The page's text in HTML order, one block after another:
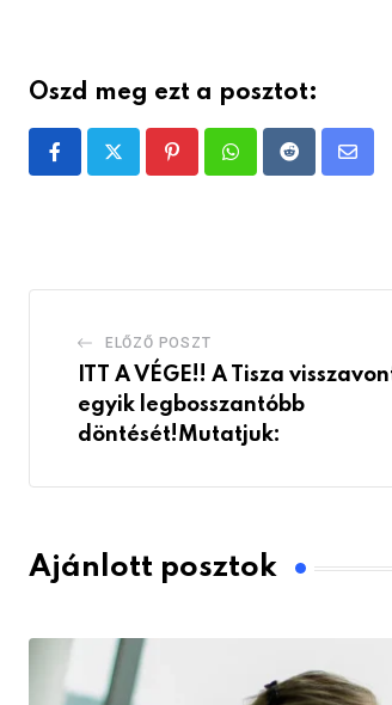
Oszd meg ezt a posztot:
PinterestWhatsappRedditShare
ELŐZŐ POSZT
ITT A VÉGE!! A Tisza
egyik legbosszantóbb
döntését!Mutatjuk:
Ajánlott posztok